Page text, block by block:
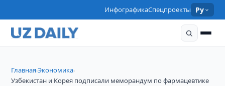
ИнфографикаСпецпроекты Ру
Главная›Экономика›
Узбекистан и Корея подписали меморандум по фармацевтике